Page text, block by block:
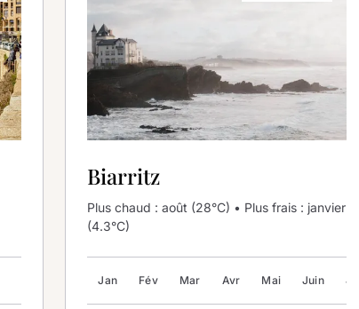
Sep Oct Nov Déc
Biarritz
Plus chaud : août (28°C) • Plus frais : janvier
(4.3°C)
Jan Fév Mar Avr Mai Juin Juil